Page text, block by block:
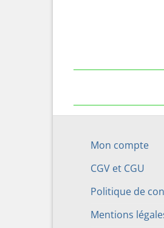
Mon compte
CGV et CGU
Politique de
Mentions